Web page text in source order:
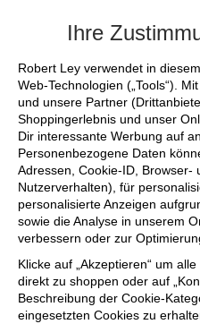
Ihre
Robert Ley verwendet in
Web-Technologien („Tools“).
und unsere Partner
Shoppingerlebnis und unser
Dir interessante Werbung auf
Personenbezogene Daten
Adressen, Cookie-ID, Browser-
Nutzerverhalten), für
personalisierte Anzeigen
sowie die Analyse in unserem
verbessern oder zur
Klicke auf „Akzeptieren“ um
direkt zu shoppen oder auf
Beschreibung der Cookie-
eingesetzten Cookies zu